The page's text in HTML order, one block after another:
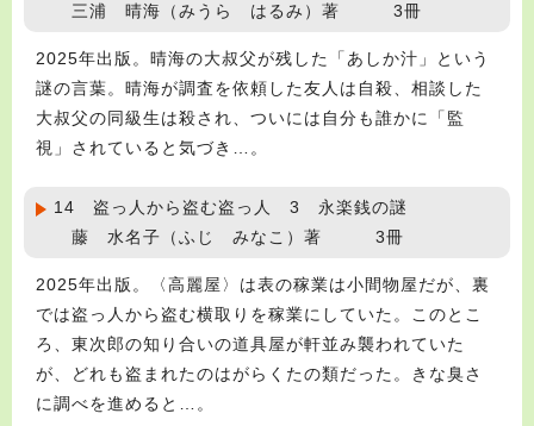
三浦 晴海（みうら はるみ）著 3冊
2025年出版。晴海の大叔父が残した「あしか汁」という
謎の言葉。晴海が調査を依頼した友人は自殺、相談した
大叔父の同級生は殺され、ついには自分も誰かに「監
視」されていると気づき…。
14 盗っ人から盗む盗っ人 3 永楽銭の謎
藤 水名子（ふじ みなこ）著 3冊
2025年出版。〈高麗屋〉は表の稼業は小間物屋だが、裏
では盗っ人から盗む横取りを稼業にしていた。このとこ
ろ、東次郎の知り合いの道具屋が軒並み襲われていた
が、どれも盗まれたのはがらくたの類だった。きな臭さ
に調べを進めると…。